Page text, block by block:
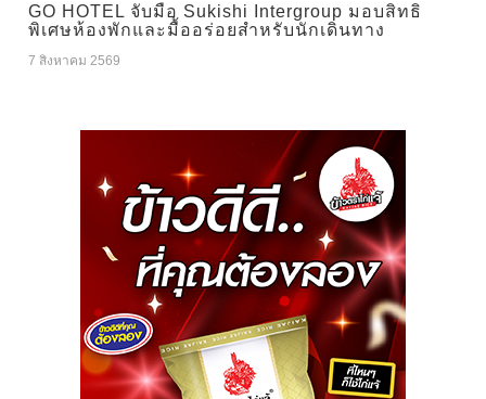
GO HOTEL จับมือ Sukishi Intergroup มอบสิทธิ
พิเศษห้องพักและมื้ออร่อยสำหรับนักเดินทาง
7 สิงหาคม 2569